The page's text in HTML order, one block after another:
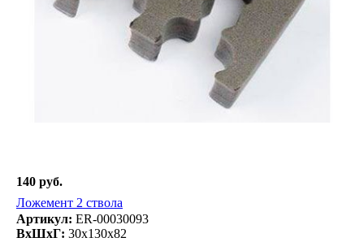
140 руб.
Ложемент 2 ствола
Артикул: ER-00030093
ВxШxГ: 30x130x82